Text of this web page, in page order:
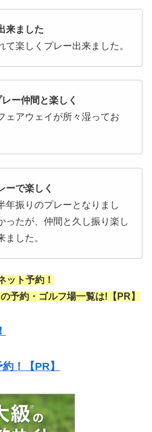
来ました
て楽しくプレー出来ました。
ー仲間と楽しく
ェアウェイが所々湿ってお
ーで楽しく
年振りのプレーとなりまし
ったが、仲間と久し振り楽し
ました。
ット予約！
予約・ゴルフ場一覧は!【PR】
！【PR】